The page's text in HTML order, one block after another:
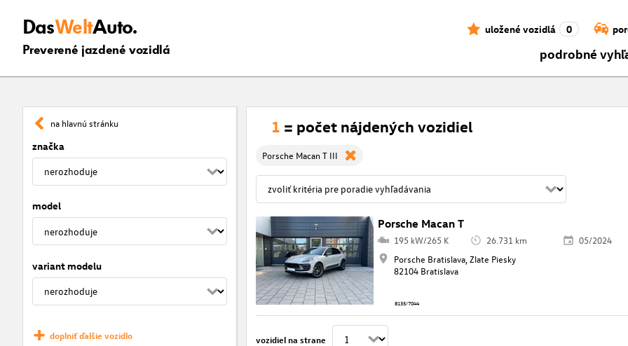
DasWeltAuto.
Preverené jazdené vozidlá
uložené vozidlá 0
podrobné
na hlavnú stránku
značka
model
variant modelu
doplniť ďalšie vozidlo
1 = počet nájdených vozidiel
Porsche Macan T III
Porsche Macan T
195 kW/265 K 26.731 km
05/2024
Porsche Bratislava, Zlate Piesky
82104 Bratislava
8135/7044
vozidiel na strane